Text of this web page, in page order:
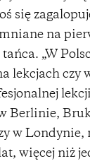
się
na
„W
lekcjach czy
Berlinie,
w Londynie,
więcej niż